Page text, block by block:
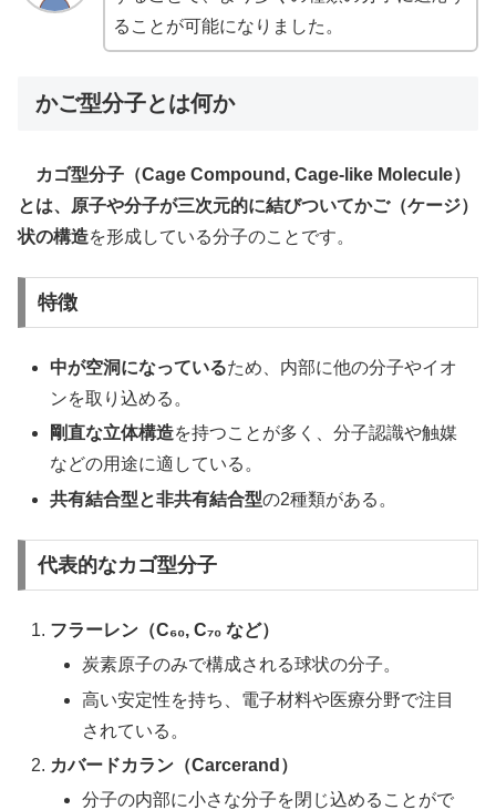
ることが可能になりました。
かご型分子とは何か
カゴ型分子（Cage Compound, Cage-like Molecule）
とは、原子や分子が三次元的に結びついてかご（ケージ）
状の構造を形成している分子のことです。
特徴
中が空洞になっているため、内部に他の分子やイオ
ンを取り込める。
剛直な立体構造を持つことが多く、分子認識や触媒
などの用途に適している。
共有結合型と非共有結合型の2種類がある。
代表的なカゴ型分子
フラーレン（C₆₀, C₇₀ など）
炭素原子のみで構成される球状の分子。
高い安定性を持ち、電子材料や医療分野で注目
されている。
カバードカラン（Carcerand）
分子の内部に小さな分子を閉じ込めることがで